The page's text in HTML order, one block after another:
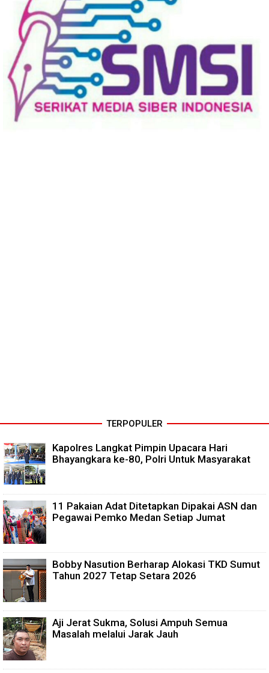
TERPOPULER
Kapolres Langkat Pimpin Upacara Hari
Bhayangkara ke-80, Polri Untuk Masyarakat
11 Pakaian Adat Ditetapkan Dipakai ASN dan
Pegawai Pemko Medan Setiap Jumat
Bobby Nasution Berharap Alokasi TKD Sumut
Tahun 2027 Tetap Setara 2026
Aji Jerat Sukma, Solusi Ampuh Semua
Masalah melalui Jarak Jauh